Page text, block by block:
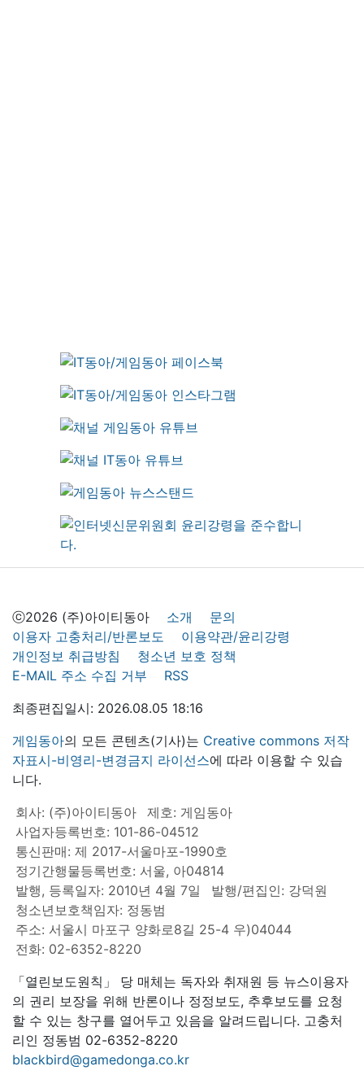
ⓒ2026 (주)아이티동아 소개
문의
이용자 고충처리/반론보도
이용약관/윤리강령
개인정보 취급방침
청소년 보호 정책
E-MAIL 주소 수집 거부
RSS
최종편집일시: 2026.08.05 18:16
게임동아의 모든 콘텐츠(기사)는 Creative commons 저작
자표시-비영리-변경금지 라이선스에 따라 이용할 수 있습
니다.
회사: (주)아이티동아
제호: 게임동아
사업자등록번호: 101-86-04512
통신판매: 제 2017-서울마포-1990호
정기간행물등록번호: 서울, 아04814
발행, 등록일자: 2010년 4월 7일
발행/편집인: 강덕원
청소년보호책임자: 정동범
주소: 서울시 마포구 양화로8길 25-4 우)04044
전화: 02-6352-8220
「열린보도원칙」 당 매체는 독자와 취재원 등 뉴스이용자
의 권리 보장을 위해 반론이나 정정보도, 추후보도를 요청
할 수 있는 창구를 열어두고 있음을 알려드립니다. 고충처
리인 정동범 02-6352-8220
blackbird@gamedonga.co.kr